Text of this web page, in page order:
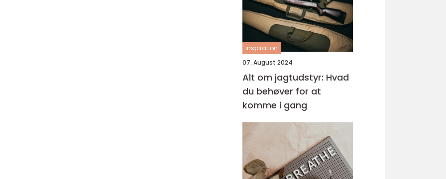
inspiration
07. August 2024
Alt om jagtudstyr: Hvad
du behøver for at
komme i gang